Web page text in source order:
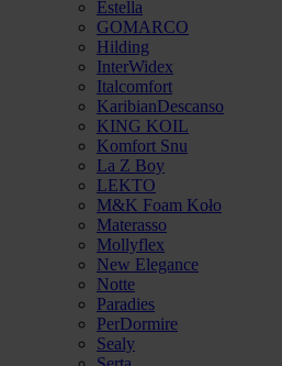
Estella
GOMARCO
Hilding
InterWidex
Italcomfort
KaribianDescanso
KING KOIL
Komfort Snu
La Z Boy
LEKTO
M&K Foam Koło
Materasso
Mollyflex
New Elegance
Notte
Paradies
PerDormire
Sealy